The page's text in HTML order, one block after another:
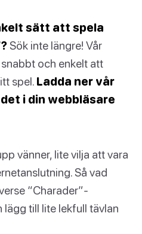
sätt att spela
Sök inte längre! Vår
och enkelt att
spel. Ladda ner vår
i din webbläsare
vänner, lite vilja att vara
Så vad
“Charader”-
till lite lekfull tävlan